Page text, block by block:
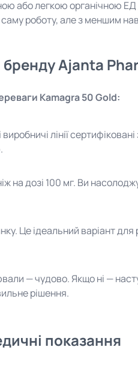
або легкою органічною
роботу, але з меншим
Ajanta
Kamagra 50 Gold:
лінії
на дозі 100 мг. Ви
Це ідеальний варіант для
— чудово. Якщо ні —
рішення.
показання